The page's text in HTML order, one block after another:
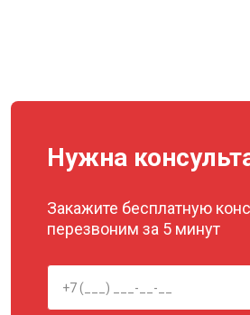
Нужна
Закажите бесплатную
перезвоним за 5 минут